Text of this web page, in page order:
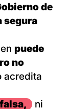
de
segura
puede
no
acredita
ni